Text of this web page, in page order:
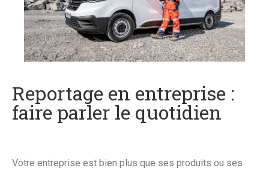
Reportage en entreprise :
faire parler le quotidien
Votre entreprise est bien plus que ses produits ou ses